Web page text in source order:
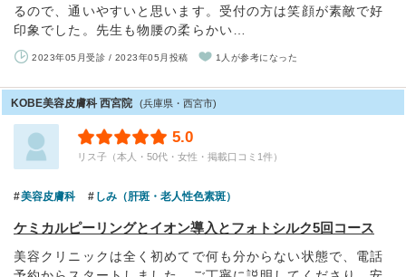
るので、通いやすいと思います。受付の方は笑顔が素敵で好
印象でした。先生も物腰の柔らかい…
2023年05月受診 / 2023年05月投稿 1人が参考になった
KOBE美容皮膚科 西宮院 (兵庫県・西宮市)
5.0
リス子（本人・50代・女性・掲載口コミ1件）
美容皮膚科 しみ（肝斑・老人性色素斑）
ケミカルピーリングとイオン導入とフォトシルク5回コース
美容クリニックは全く初めてで何も分からない状態で、電話